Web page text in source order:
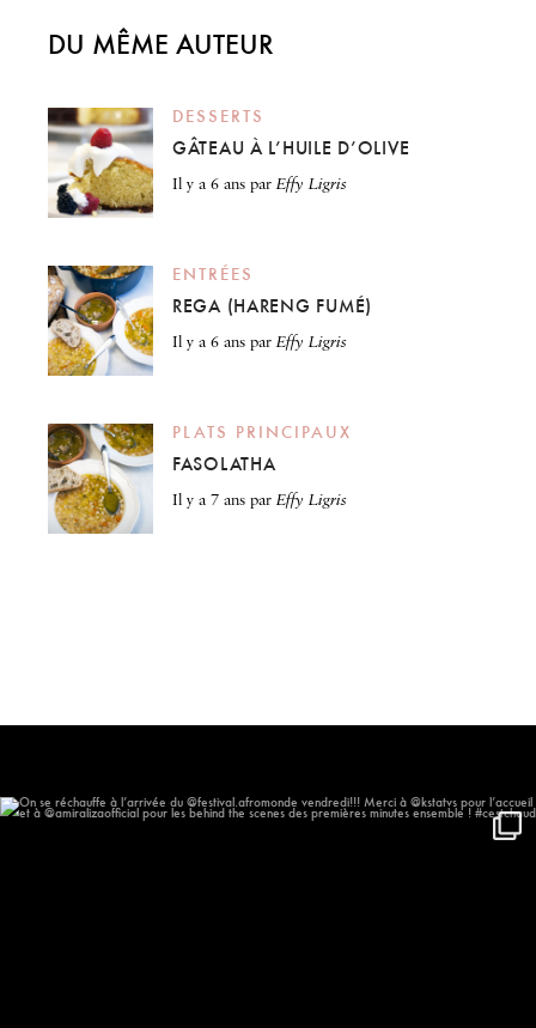
DU MÊME AUTEUR
DESSERTS
GÂTEAU À L’HUILE D’OLIVE
il y a 6 ans par Effy Ligris
ENTRÉES
REGA (HARENG FUMÉ)
il y a 6 ans par Effy Ligris
PLATS PRINCIPAUX
FASOLATHA
il y a 7 ans par Effy Ligris